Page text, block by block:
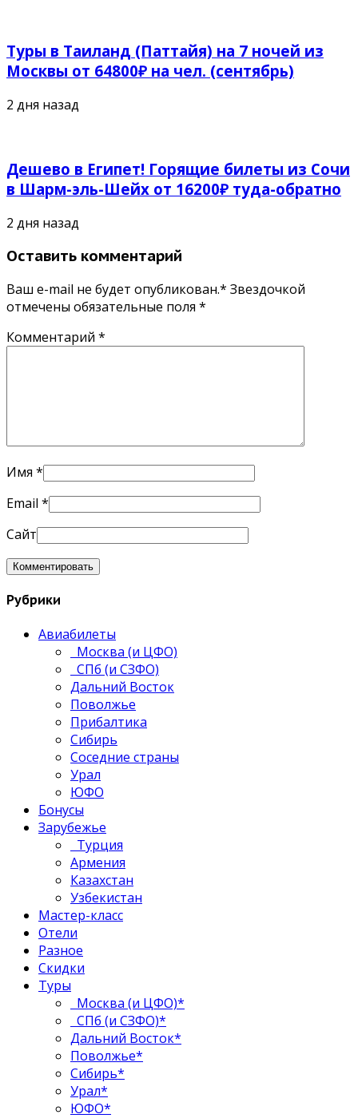
Туры в Таиланд (Паттайя) на 7 ночей из
Москвы от 64800₽ на чел. (сентябрь)
2 дня назад
Дешево в Египет! Горящие билеты из Сочи
в Шарм-эль-Шейх от 16200₽ туда-обратно
2 дня назад
Оставить комментарий
Ваш e-mail не будет опубликован.* Звездочкой
отмечены обязательные поля *
Комментарий *
Имя *
Email *
Сайт
Рубрики
Авиабилеты
Москва (и ЦФО)
СПб (и СЗФО)
Дальний Восток
Поволжье
Прибалтика
Сибирь
Соседние страны
Урал
ЮФО
Бонусы
Зарубежье
Турция
Армения
Казахстан
Узбекистан
Мастер-класс
Отели
Разное
Скидки
Туры
Москва (и ЦФО)*
СПб (и СЗФО)*
Дальний Восток*
Поволжье*
Сибирь*
Урал*
ЮФО*